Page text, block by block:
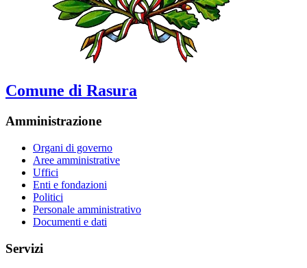
Comune di Rasura
Amministrazione
Organi di governo
Aree amministrative
Uffici
Enti e fondazioni
Politici
Personale amministrativo
Documenti e dati
Servizi